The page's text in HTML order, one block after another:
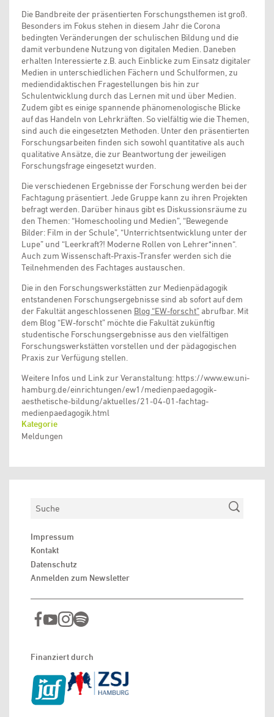
Die Bandbreite der präsentierten Forschungsthemen ist groß.
Besonders im Fokus stehen in diesem Jahr die Corona
bedingten Veränderungen der schulischen Bildung und die
damit verbundene Nutzung von digitalen Medien. Daneben
erhalten Interessierte z.B. auch Einblicke zum Einsatz digitaler
Medien in unterschiedlichen Fächern und Schulformen, zu
mediendidaktischen Fragestellungen bis hin zur
Schulentwicklung durch das Lernen mit und über Medien.
Zudem gibt es einige spannende phänomenologische Blicke
auf das Handeln von Lehrkräften. So vielfältig wie die Themen,
sind auch die eingesetzten Methoden. Unter den präsentierten
Forschungsarbeiten finden sich sowohl quantitative als auch
qualitative Ansätze, die zur Beantwortung der jeweiligen
Forschungsfrage eingesetzt wurden.
Die verschiedenen Ergebnisse der Forschung werden bei der
Fachtagung präsentiert. Jede Gruppe kann zu ihren Projekten
befragt werden. Darüber hinaus gibt es Diskussionsräume zu
den Themen: “Homeschooling und Medien”, “Bewegende
Bilder: Film in der Schule”, “Unterrichtsentwicklung unter der
Lupe” und “Leerkraft?! Moderne Rollen von Lehrer*innen“.
Auch zum Wissenschaft-Praxis-Transfer werden sich die
Teilnehmenden des Fachtages austauschen.
Die in den Forschungswerkstätten zur Medienpädagogik
entstandenen Forschungsergebnisse sind ab sofort auf dem
der Fakultät angeschlossenen Blog “EW-forscht” abrufbar. Mit
dem Blog “EW-forscht” möchte die Fakultät zukünftig
studentische Forschungsergebnisse aus den vielfältigen
Forschungswerkstätten vorstellen und der pädagogischen
Praxis zur Verfügung stellen.
Weitere Infos und Link zur Veranstaltung: https://www.ew.uni-
hamburg.de/einrichtungen/ew1/medienpaedagogik-
aesthetische-bildung/aktuelles/21-04-01-fachtag-
medienpaedagogik.html
Kategorie
Meldungen
Suchen
Impressum
Kontakt
Datenschutz
Anmelden zum Newsletter
Finanziert durch